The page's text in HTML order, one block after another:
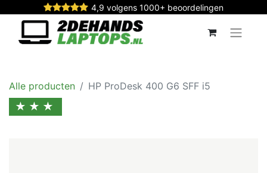
4,9 volgens 1000+ beoordelingen
Alle producten HP ProDesk 400 G6 SFF i5
★★★